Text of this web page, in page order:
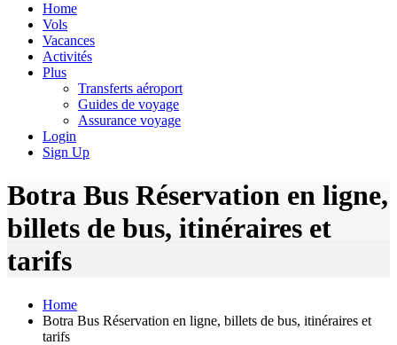
Home
Vols
Vacances
Activités
Plus
Transferts aéroport
Guides de voyage
Assurance voyage
Login
Sign Up
Botra Bus Réservation en ligne,
billets de bus, itinéraires et
tarifs
Home
Botra Bus Réservation en ligne, billets de bus, itinéraires et
tarifs